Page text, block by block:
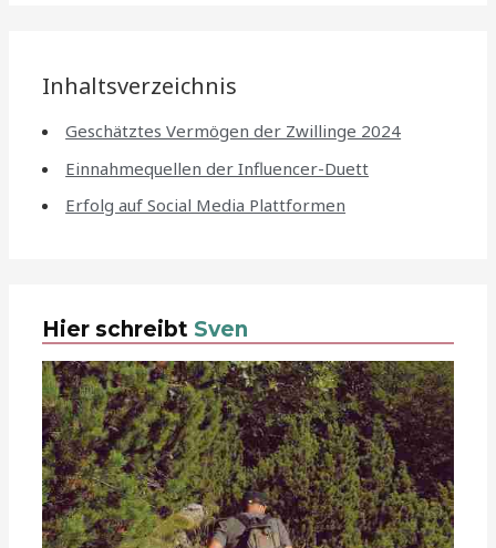
Inhaltsverzeichnis
Geschätztes Vermögen der Zwillinge 2024
Einnahmequellen der Influencer-Duett
Erfolg auf Social Media Plattformen
Hier schreibt Sven